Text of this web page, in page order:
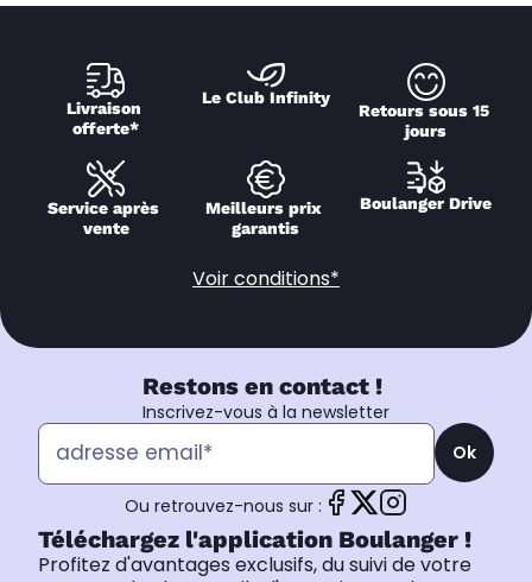
Livraison
offerte*
Le Club Infinity
Retours sous 15
jours
Service après
vente
Meilleurs prix
garantis
Boulanger Drive
Voir conditions*
Restons en contact !
Inscrivez-vous à la newsletter
Ok
Ou retrouvez-nous sur :
Téléchargez l'application Boulanger !
Profitez d'avantages exclusifs, du suivi de votre